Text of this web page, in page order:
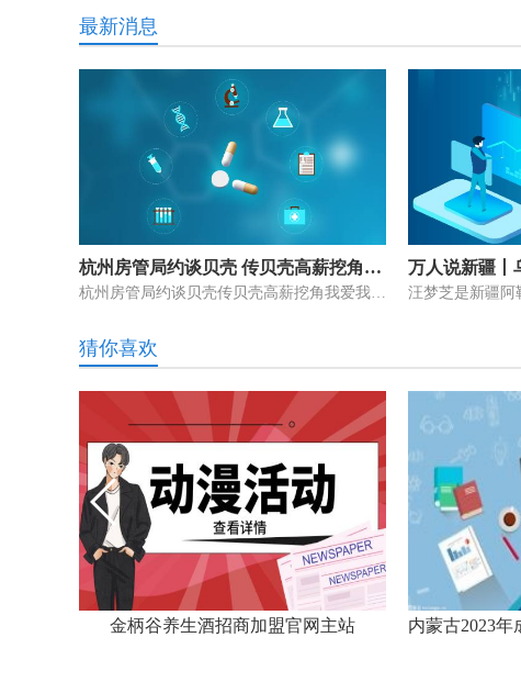
最新消息
杭州房管局约谈贝壳 传贝壳高薪挖角我爱我家杭州高管团队
杭州房管局约谈贝壳传贝壳高薪挖角我爱我家杭州高管团队,杭州,贝壳,房
万人说新疆丨
猜你喜欢
金柄谷养生酒招商加盟官网主站